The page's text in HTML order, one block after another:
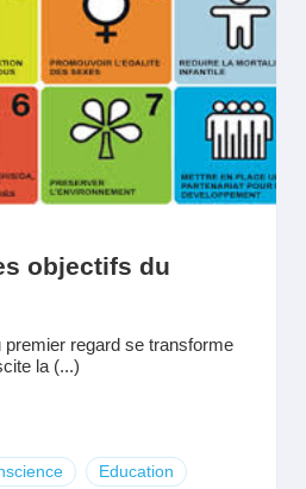
objectifs du
premier regard se transforme
la (...)
Education